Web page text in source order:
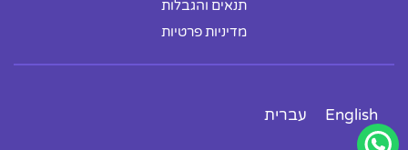
תנאים והגבלות
מדיניות פרטיות
English עברית